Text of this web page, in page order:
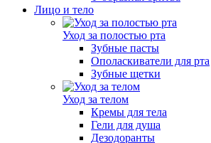
Лицо и тело
Уход за полостью рта
Зубные пасты
Ополаскиватели для рта
Зубные щетки
Уход за телом
Кремы для тела
Гели для душа
Дезодоранты